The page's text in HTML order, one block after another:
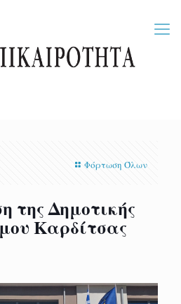
Φόρτωση Όλων
της Δημοτικής
Καρδίτσας